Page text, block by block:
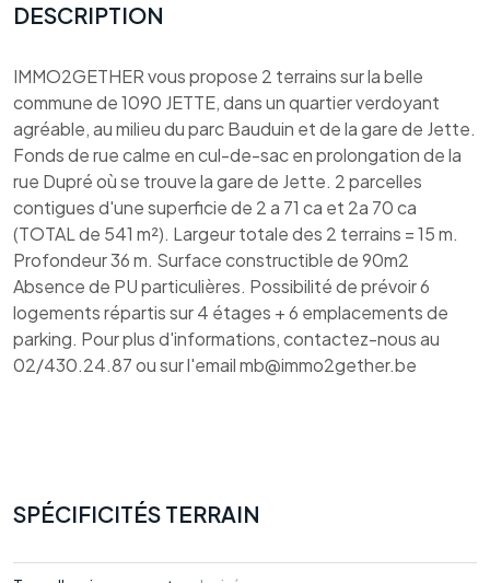
DESCRIPTION
IMMO2GETHER vous propose 2 terrains sur la belle
commune de 1090 JETTE, dans un quartier verdoyant
agréable, au milieu du parc Bauduin et de la gare de Jette.
Fonds de rue calme en cul-de-sac en prolongation de la
rue Dupré où se trouve la gare de Jette. 2 parcelles
contigues d'une superficie de 2 a 71 ca et 2a 70 ca
(TOTAL de 541 m²). Largeur totale des 2 terrains = 15 m.
Profondeur 36 m. Surface constructible de 90m2
Absence de PU particulières. Possibilité de prévoir 6
logements répartis sur 4 étages + 6 emplacements de
parking. Pour plus d'informations, contactez-nous au
02/430.24.87 ou sur l'email mb@immo2gether.be
SPÉCIFICITÉS TERRAIN